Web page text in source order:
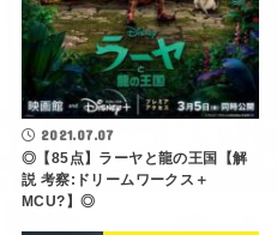
2021.07.07
◎【85点】ラーヤと龍の王国【解
説 考察:ドリームワークス＋
MCU?】◎